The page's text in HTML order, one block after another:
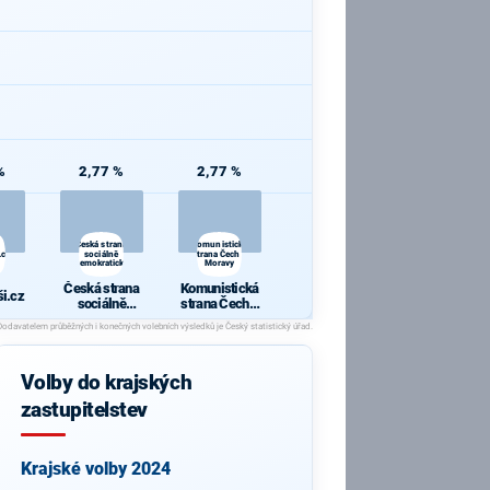
2,77 %
Česká strana
sociálně
demokratická
Česká strana
sociálně
demokratická
2,77 %
Komunistická
strana Čech a
Moravy
Komunistická
strana Čech a
Moravy
Volby do krajských
zastupitelstev
Krajské volby 2024